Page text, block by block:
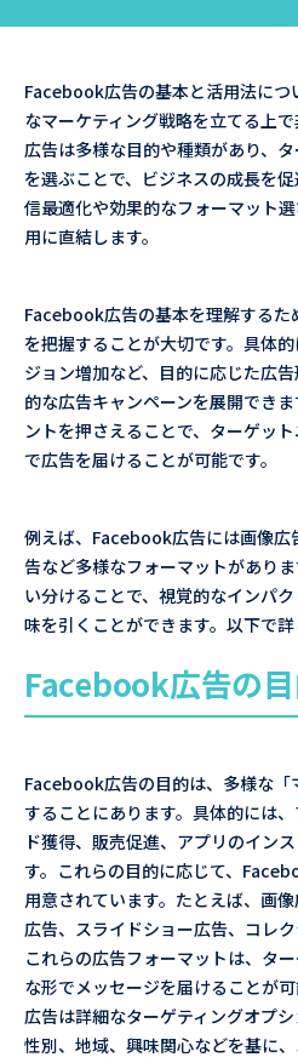
Facebook広告の基本と活用法につ
なマーケティング戦略を立てる上
広告は多様な目的や種類があり、
を選ぶことで、ビジネスの成長を
信最適化や効果的なフォーマット
用に直結します。
Facebook広告の基本を理解するた
を把握することが大切です。具体
ジョン増加など、目的に応じた広
的な広告キャンペーンを展開でき
ントを押さえることで、ターゲッ
で広告を届けることが可能です。
例えば、Facebook広告には画像広
告など多様なフォーマットがあり
い分けることで、視覚的なインパ
味を引くことができます。以下で詳
Facebook広告の
Facebook広告の目的は、多様な「
することにあります。具体的には
ド獲得、販売促進、アプリのイン
す。これらの目的に応じて、
用意されています。たとえば、画
広告、スライドショー広告、コレク
これらの広告フォーマットは、タ
な形でメッセージを届けることが
広告は詳細なターゲティングオプシ
性別、地域、興味関心などを基に